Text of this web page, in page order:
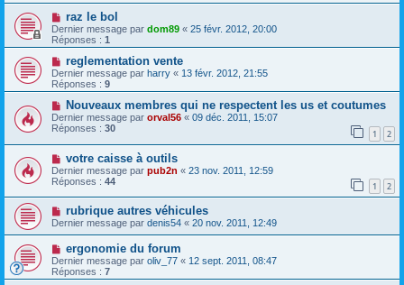
raz le bol
Dernier message par dom89 « 25 févr. 2012, 20:00
Réponses : 1
reglementation vente
Dernier message par harry « 13 févr. 2012, 21:55
Réponses : 9
Nouveaux membres qui ne respectent les us et coutumes
Dernier message par orval56 « 09 déc. 2011, 15:07
Réponses : 30 1 2
votre caisse à outils
Dernier message par pub2n « 23 nov. 2011, 12:59
Réponses : 44 1 2
rubrique autres véhicules
Dernier message par denis54 « 20 nov. 2011, 12:49
ergonomie du forum
Dernier message par oliv_77 « 12 sept. 2011, 08:47
Réponses : 7